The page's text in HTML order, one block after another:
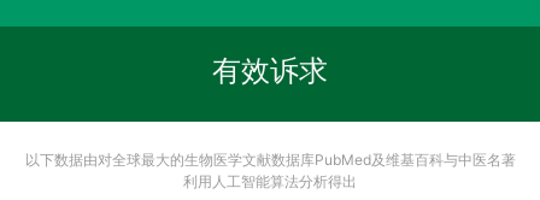
有效诉求
以下数据由对全球最大的生物医学文献数据库PubMed及维基百科与中医名著
利用人工智能算法分析得出